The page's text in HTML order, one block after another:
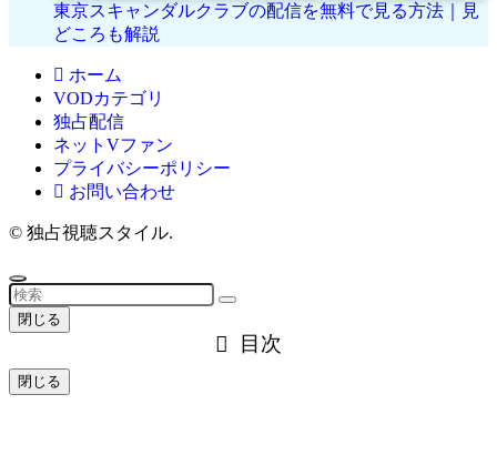
東京スキャンダルクラブの配信を無料で見る方法｜見
どころも解説
ホーム
VODカテゴリ
独占配信
ネットVファン
プライバシーポリシー
お問い合わせ
© 独占視聴スタイル.
閉じる
目次
閉じる